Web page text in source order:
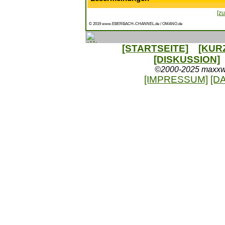
© 2019 www.EBERBACH-CHANNEL.de / OMANO.de
[STARTSEITE]
[DISKUSSION]
©2000-2025
[IMPRESSUM]